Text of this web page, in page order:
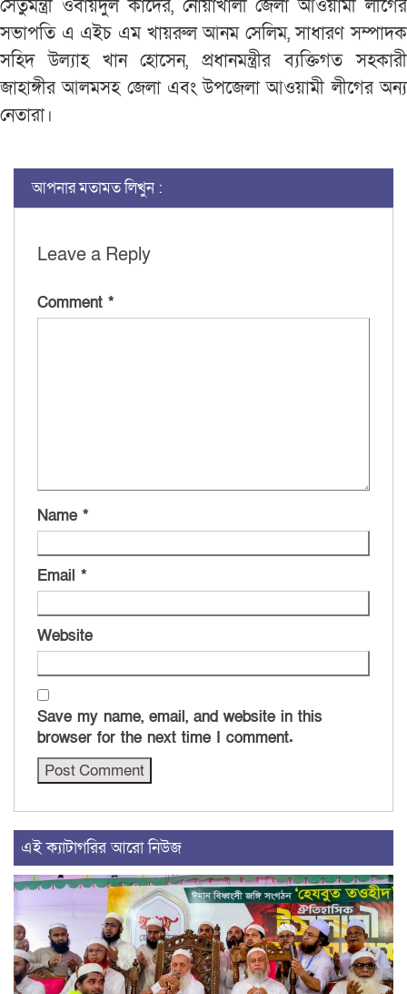
সেতুমন্ত্রী ওবায়দুল কাদের, নোয়াখালী জেলা আওয়ামী লীগের
সভাপতি এ এইচ এম খায়রুল আনম সেলিম, সাধারণ সম্পাদক
সহিদ উল্যাহ খান হোসেন, প্রধানমন্ত্রীর ব্যক্তিগত সহকারী
জাহাঙ্গীর আলমসহ জেলা এবং উপজেলা আওয়ামী লীগের অন্য
নেতারা।
আপনার মতামত লিখুন :
Leave a Reply
Comment *
Name *
Email *
Website
Save my name, email, and website in this
browser for the next time I comment.
এই ক্যাটাগরির আরো নিউজ